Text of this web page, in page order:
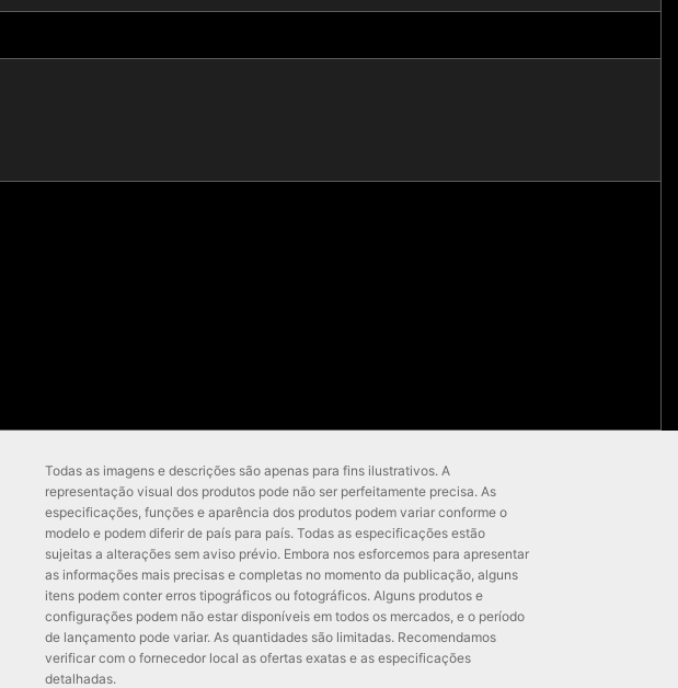
Todas as imagens e descrições são apenas para fins ilustrativos. A
representação visual dos produtos pode não ser perfeitamente precisa. As
especificações, funções e aparência dos produtos podem variar conforme o
modelo e podem diferir de país para país. Todas as especificações estão
sujeitas a alterações sem aviso prévio. Embora nos esforcemos para apresentar
as informações mais precisas e completas no momento da publicação, alguns
itens podem conter erros tipográficos ou fotográficos. Alguns produtos e
configurações podem não estar disponíveis em todos os mercados, e o período
de lançamento pode variar. As quantidades são limitadas. Recomendamos
verificar com o fornecedor local as ofertas exatas e as especificações
detalhadas.